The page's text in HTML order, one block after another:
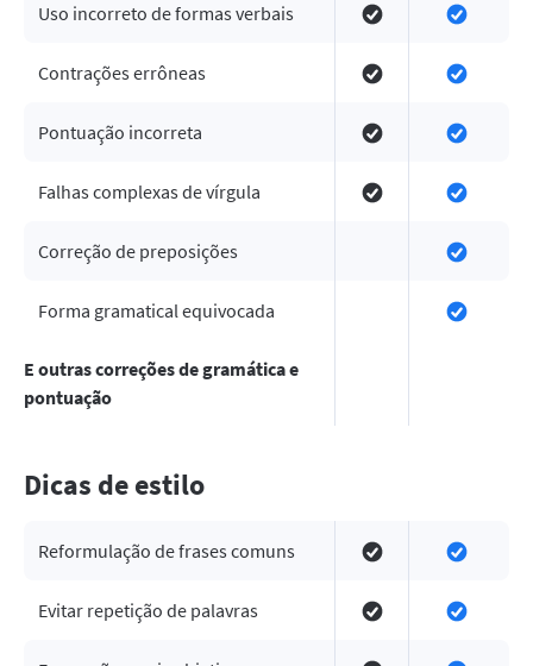
Uso incorreto de formas verbais
Contrações errôneas
Pontuação incorreta
Falhas complexas de vírgula
Correção de preposições
Forma gramatical equivocada
E outras correções de gramática e
pontuação
Dicas de estilo
Reformulação de frases comuns
Evitar repetição de palavras